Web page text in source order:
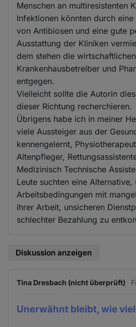
Menschen an multiresistenten
Infektionen könnten durch
von Antibiosen und eine gute
Ausstattung der Kliniken
dem stehen die
Krankenhausbetreiber und
entgegen.
Vielleicht sollte die Autorin
dieser Richtung recherchieren.
Übrigens habe ich in meiner
viele Aussteiger aus der
kennengelernt,
Altenpfleger,
Medizinisch Technische
Leute suchten eine
Arbeitsbedingungen mit
ihrer Arbeit, unsicheren
schlechter Bezahlung zu
Diskussion anzeigen
Tina Dresbach (nicht überprüft)
Unerwähnt bleibt, wie